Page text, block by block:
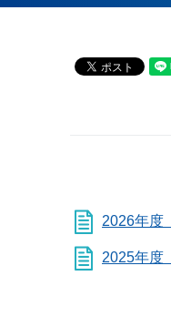
2026年度
2025年度